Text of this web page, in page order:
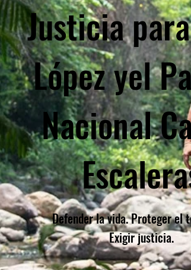
Justicia
López yel
Nacional
Defender la vida. Proteger el
Exigir justicia.